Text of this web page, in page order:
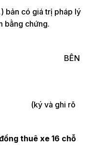
có giá trị pháp lý
bằng chứng.
ghi rõ
thuê xe 16 chỗ